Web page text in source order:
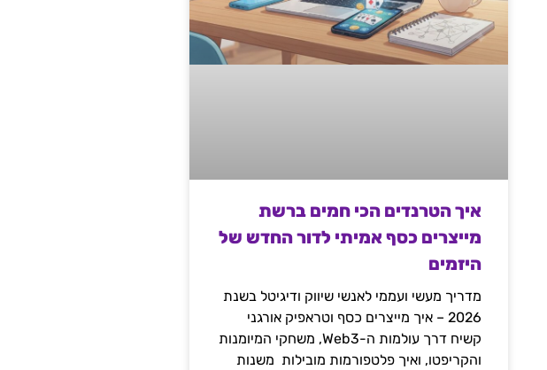
איך הטרנדים הכי חמים ברשת
מייצרים כסף אמיתי לדור החדש של
היזמים
מדריך מעשי ועממי לאנשי שיווק ודיגיטל בשנת
2026 – איך מייצרים כסף וטראפיק אורגני
קשיח דרך עולמות ה-Web3, משחקי המיומנות
והקריפטו, ואיך פלטפורמות מובילות משנות